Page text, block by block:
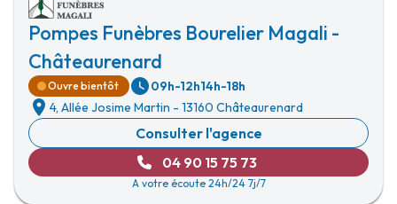
Pompes Funèbres Bourelier Magali -
Châteaurenard
Ouvre bientôt 09h-12h14h-18h
4, Allée Josime Martin - 13160 Châteaurenard
Consulter l'agence
04 90 15 75 73
A votre écoute 24h/24 7j/7